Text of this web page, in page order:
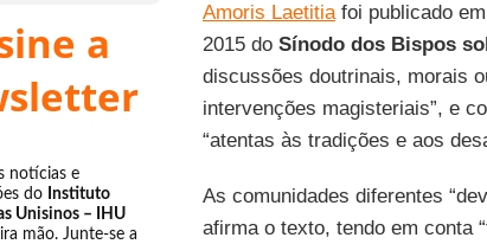
a
notícias e
do Instituto
Unisinos – IHU
mão. Junte-se a
Amoris Laetitiafoi publicado
2015 do Sínodo dos Bispos
discussões doutrinais, morais
intervenções magisteriais”, e
“atentas às tradições e aos
As comunidades diferentes
afirma o texto, tendo em conta